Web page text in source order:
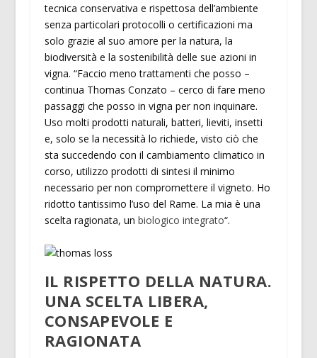
tecnica conservativa e rispettosa dell’ambiente
senza particolari protocolli o certificazioni ma
solo grazie al suo amore per la natura, la
biodiversità e la sostenibilità delle sue azioni in
vigna. “Faccio meno trattamenti che posso –
continua Thomas Conzato – cerco di fare meno
passaggi che posso in vigna per non inquinare.
Uso molti prodotti naturali, batteri, lieviti, insetti
e, solo se la necessità lo richiede, visto ciò che
sta succedendo con il cambiamento climatico in
corso, utilizzo prodotti di sintesi il minimo
necessario per non compromettere il vigneto. Ho
ridotto tantissimo l’uso del Rame. La mia è una
scelta ragionata, un biologico integrato“.
IL RISPETTO DELLA NATURA.
UNA SCELTA LIBERA,
CONSAPEVOLE E
RAGIONATA